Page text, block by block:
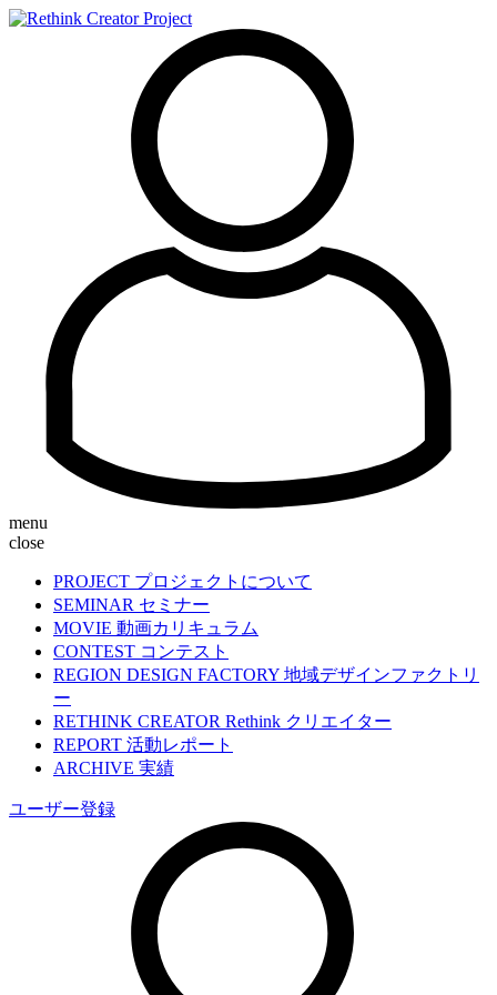
menu
close
PROJECT プロジェクトについて
SEMINAR セミナー
MOVIE 動画カリキュラム
CONTEST コンテスト
REGION DESIGN FACTORY 地域デザインファクトリ
ー
RETHINK CREATOR Rethink クリエイター
REPORT 活動レポート
ARCHIVE 実績
ユーザー登録